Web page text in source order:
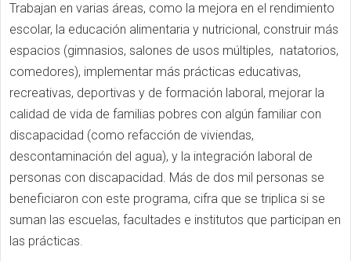
Trabajan en varias áreas, como la mejora en el rendimiento
escolar, la educación alimentaria y nutricional, construir más
espacios (gimnasios, salones de usos múltiples, natatorios,
comedores), implementar más prácticas educativas,
recreativas, deportivas y de formación laboral, mejorar la
calidad de vida de familias pobres con algún familiar con
discapacidad (como refacción de viviendas,
descontaminación del agua), y la integración laboral de
personas con discapacidad. Más de dos mil personas se
beneficiaron con este programa, cifra que se triplica si se
suman las escuelas, facultades e institutos que participan en
las prácticas.